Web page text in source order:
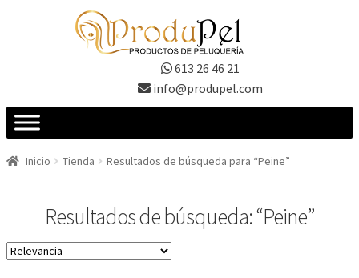
613 26 46 21
info@produpel.com
Inicio Tienda Resultados de búsqueda para “Peine”
Resultados de búsqueda: “Peine”